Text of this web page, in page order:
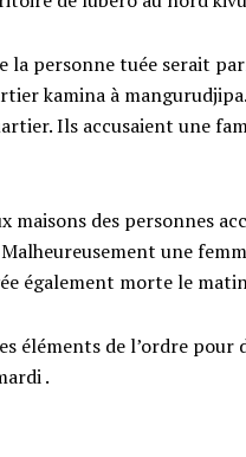
la personne tuée serait
kamina à
Ils accusaient une
des personnes
une
également morte le
éléments de l’ordre
.